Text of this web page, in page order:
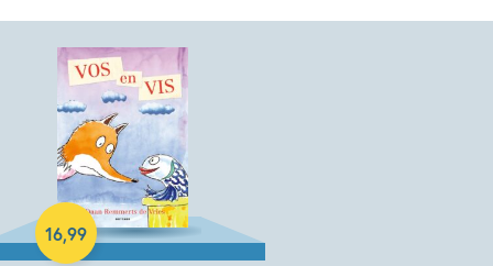
16,99
Hardcover